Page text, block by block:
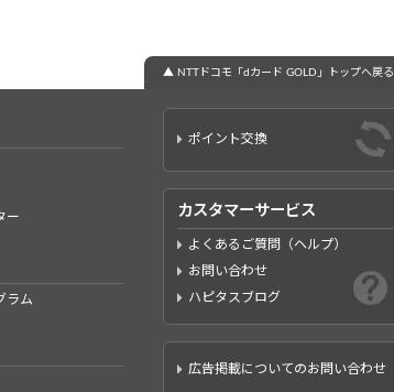
▲ NTTドコモ「dカード GOLD」トップへ戻る
ー
ラム
ポイント交換
カスタマーサービス
よくあるご質問（ヘルプ）
お問い合わせ
ハピタスブログ
広告掲載についてのお問い合わせ